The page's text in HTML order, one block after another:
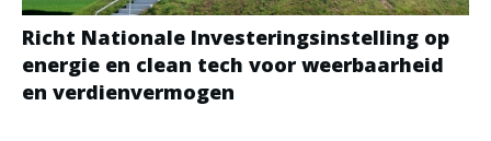
Richt Nationale Investeringsinstelling op
energie en clean tech voor weerbaarheid
en verdienvermogen